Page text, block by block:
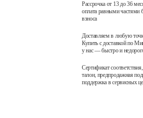
Рассрочка от 13 до 36
оплата равными частями
взноса
Доставляем в любую
Купить с доставкой по
у нас — быстро и
Сертификат
талон, предпродажная
поддержка в сервисных